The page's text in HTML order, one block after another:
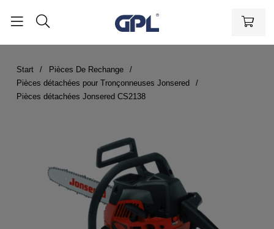
Start
Pièces De Rechange
Pièces détachées pour Tronçonneuses Jonsered
Pièces détachées Jonsered CS2138